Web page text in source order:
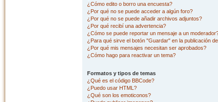
¿Cómo edito o borro una encuesta?
¿Por qué no se puede acceder a algún foro?
¿Por qué no se puede añadir archivos adjuntos?
¿Por qué recibí una advertencia?
¿Cómo se puede reportar un mensaje a un
¿Para qué sirve el botón "Guardar" en la publicación
¿Por qué mis mensajes necesitan ser aprobados?
¿Cómo hago para reactivar un tema?
Formatos y tipos de temas
¿Qué es el código BBCode?
¿Puedo usar HTML?
¿Qué son los emoticonos?